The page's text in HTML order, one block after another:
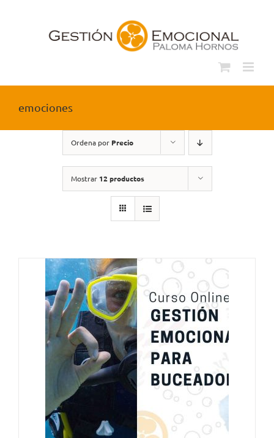
emociones
Ordena por Precio
Mostrar 12 productos